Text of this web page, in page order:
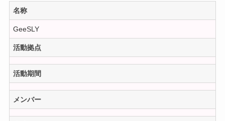
名称
GeeSLY
活動拠点
活動期間
メンバー